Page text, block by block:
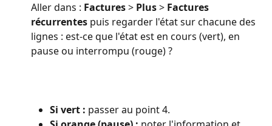
Aller dans : Factures > Plus > Factures
récurrentes puis regarder l'état sur chacune des
lignes : est-ce que l'état est en cours (vert), en
pause ou interrompu (rouge) ?
Si vert : passer au point 4.